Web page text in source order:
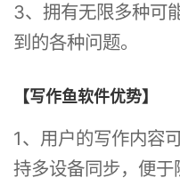
3、拥有无限多种可
到的各种问题。
【写作鱼软件优势】
1、用户的写作内容
持多设备同步，便